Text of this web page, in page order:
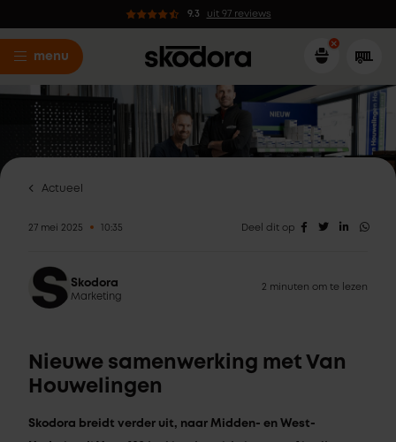
9.3 uit 97 reviews
menu
Actueel
27 mei 2025 10:35 Deel dit op
Skodora
Marketing
2 minuten om te lezen
Nieuwe samenwerking met Van
Houwelingen
Skodora breidt verder uit, naar Midden- en West-